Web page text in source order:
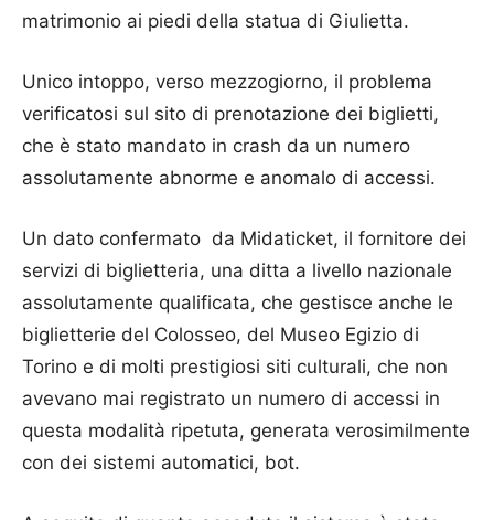
matrimonio ai piedi della statua di Giulietta.
Unico intoppo, verso mezzogiorno, il problema
verificatosi sul sito di prenotazione dei biglietti,
che è stato mandato in crash da un numero
assolutamente abnorme e anomalo di accessi.
Un dato confermato da Midaticket, il fornitore dei
servizi di biglietteria, una ditta a livello nazionale
assolutamente qualificata, che gestisce anche le
biglietterie del Colosseo, del Museo Egizio di
Torino e di molti prestigiosi siti culturali, che non
avevano mai registrato un numero di accessi in
questa modalità ripetuta, generata verosimilmente
con dei sistemi automatici, bot.